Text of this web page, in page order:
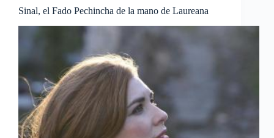
Sinal, el Fado Pechincha de la mano de Laureana